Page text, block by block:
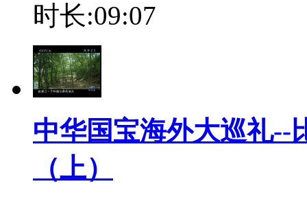
时长:09:07
中华国宝海外大巡礼--
（上）